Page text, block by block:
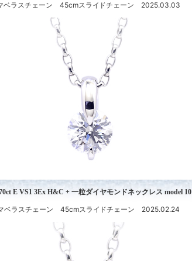
ベラスチェーン 45cmスライドチェーン 2025.03.03
E VS1 3Ex H&C + 一粒ダイヤモンドネックレス model 10
ベラスチェーン 45cmスライドチェーン 2025.02.24